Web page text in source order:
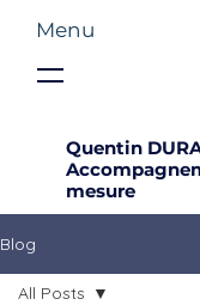
Quentin
mesure
Menu
Blog
All Posts